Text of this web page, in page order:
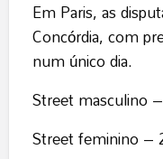
Em Paris, as
Concórdia, com
num único dia.
Street masculino
Street feminino –